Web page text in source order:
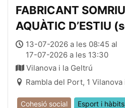
FABRICANT
AQUÀTIC D’ESTIU
13 al 17 de juliol, de
13-07-2026 a les 08:45 al
17-07-2026 a les 13:30
Vilanova i la Geltrú
Rambla del Port, 1
Cohesió social
Esport i